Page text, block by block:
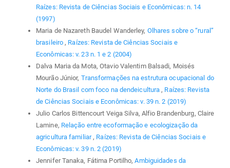
Raízes: Revista de Ciências Sociais e Econômicas: n. 14
(1997)
Maria de Nazareth Baudel Wanderley, Olhares sobre o “rural”
brasileiro, Raízes: Revista de Ciências Sociais e
Econômicas: v. 23 n. 1 e 2 (2004)
Dalva Maria da Mota, Otavio Valentim Balsadi, Moisés
Mourão Júnior, Transformações na estrutura ocupacional do
Norte do Brasil com foco na dendeicultura, Raízes: Revista
de Ciências Sociais e Econômicas: v. 39 n. 2 (2019)
Julio Carlos Bittencourt Veiga Silva, Alfio Brandenburg, Claire
Lamine, Relação entre ecoformação e ecologização da
agricultura familiar, Raízes: Revista de Ciências Sociais e
Econômicas: v. 39 n. 2 (2019)
Jennifer Tanaka, Fátima Portilho,Ambiguidades da